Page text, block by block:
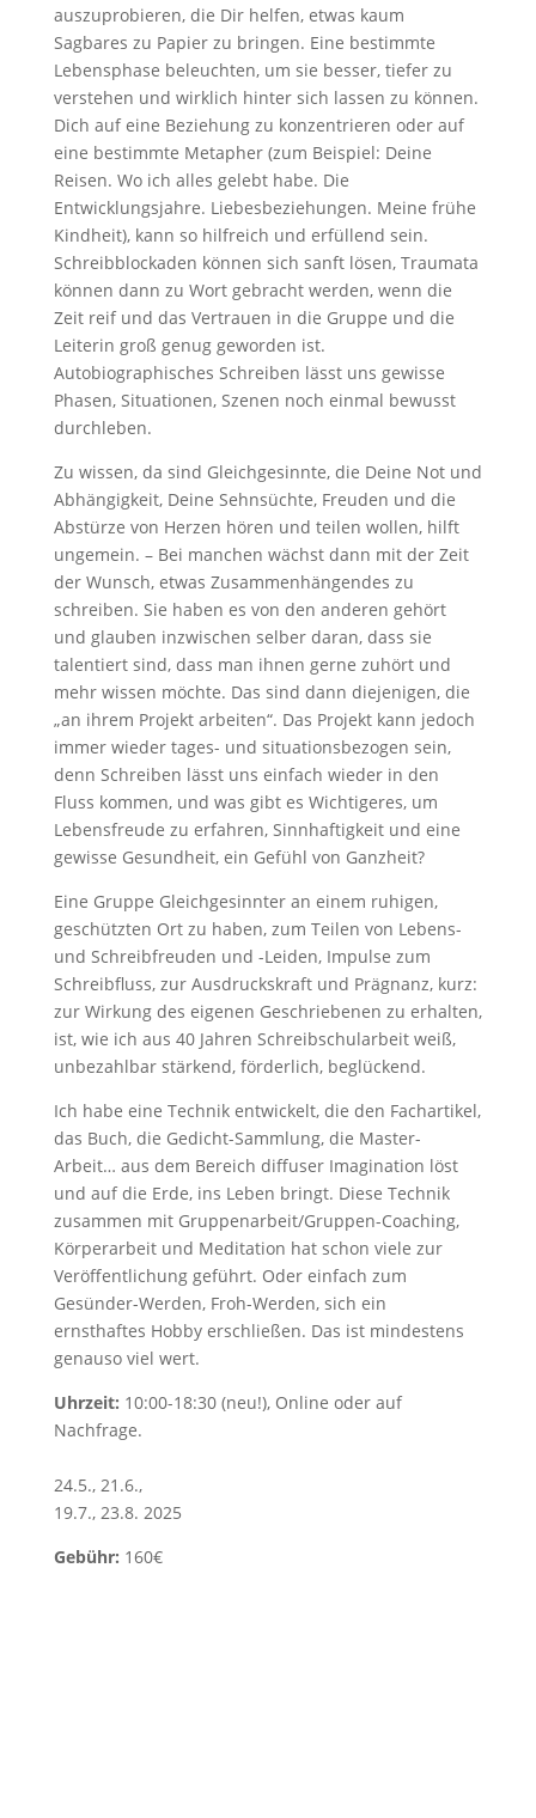
auszuprobieren, die Dir helfen, etwas kaum
Sagbares zu Papier zu bringen. Eine bestimmte
Lebensphase beleuchten, um sie besser, tiefer zu
verstehen und wirklich hinter sich lassen zu können.
Dich auf eine Beziehung zu konzentrieren oder auf
eine bestimmte Metapher (zum Beispiel: Deine
Reisen. Wo ich alles gelebt habe. Die
Entwicklungsjahre. Liebesbeziehungen. Meine frühe
Kindheit), kann so hilfreich und erfüllend sein.
Schreibblockaden können sich sanft lösen, Traumata
können dann zu Wort gebracht werden, wenn die
Zeit reif und das Vertrauen in die Gruppe und die
Leiterin groß genug geworden ist.
Autobiographisches Schreiben lässt uns gewisse
Phasen, Situationen, Szenen noch einmal bewusst
durchleben.
Zu wissen, da sind Gleichgesinnte, die Deine Not und
Abhängigkeit, Deine Sehnsüchte, Freuden und die
Abstürze von Herzen hören und teilen wollen, hilft
ungemein. – Bei manchen wächst dann mit der Zeit
der Wunsch, etwas Zusammenhängendes zu
schreiben. Sie haben es von den anderen gehört
und glauben inzwischen selber daran, dass sie
talentiert sind, dass man ihnen gerne zuhört und
mehr wissen möchte. Das sind dann diejenigen, die
„an ihrem Projekt arbeiten“. Das Projekt kann jedoch
immer wieder tages- und situationsbezogen sein,
denn Schreiben lässt uns einfach wieder in den
Fluss kommen, und was gibt es Wichtigeres, um
Lebensfreude zu erfahren, Sinnhaftigkeit und eine
gewisse Gesundheit, ein Gefühl von Ganzheit?
Eine Gruppe Gleichgesinnter an einem ruhigen,
geschützten Ort zu haben, zum Teilen von Lebens-
und Schreibfreuden und -Leiden, Impulse zum
Schreibfluss, zur Ausdruckskraft und Prägnanz, kurz:
zur Wirkung des eigenen Geschriebenen zu erhalten,
ist, wie ich aus 40 Jahren Schreibschularbeit weiß,
unbezahlbar stärkend, förderlich, beglückend.
Ich habe eine Technik entwickelt, die den Fachartikel,
das Buch, die Gedicht-Sammlung, die Master-
Arbeit… aus dem Bereich diffuser Imagination löst
und auf die Erde, ins Leben bringt. Diese Technik
zusammen mit Gruppenarbeit/Gruppen-Coaching,
Körperarbeit und Meditation hat schon viele zur
Veröffentlichung geführt. Oder einfach zum
Gesünder-Werden, Froh-Werden, sich ein
ernsthaftes Hobby erschließen. Das ist mindestens
genauso viel wert.
Uhrzeit: 10:00-18:30 (neu!), Online oder auf
Nachfrage.
24.5., 21.6.,
19.7., 23.8. 2025
Gebühr: 160€